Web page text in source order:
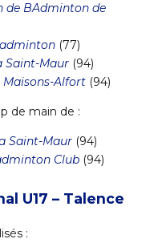
de BAdminton de
(77)
Saint-Maur (94)
Maisons-Alfort (94)
de main de :
Saint-Maur (94)
Club (94)
U17 – Talence
: